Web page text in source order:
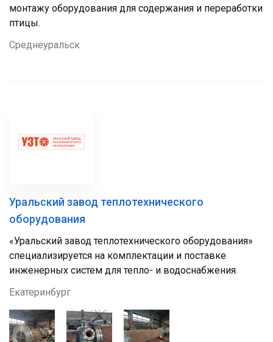
монтажу оборудования для содержания и переработки
птицы.
Среднеуральск
Уральский завод теплотехнического
оборудования
«Уральский завод теплотехнического оборудования»
специализируется на комплектации и поставке
инженерных систем для тепло- и водоснабжения.
Екатеринбург